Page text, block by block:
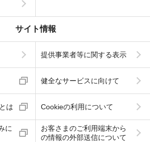
サイト情報
提供事業者等に関する表示
健全なサービスに向けて
は Cookieの利用について
に
お客さまのご利用端末から
の情報の外部送信について